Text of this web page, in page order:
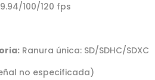
100/120 fps
Ranura única: SD/SDHC/SDXC
no especificada)